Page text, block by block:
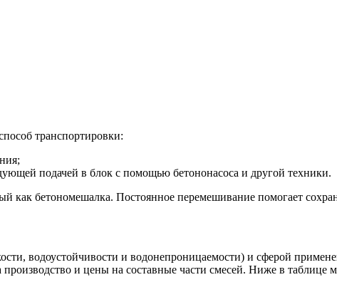
транспортировки:
подачей в блок с помощью бетононасоса и другой техники.
как бетономешалка. Постоянное перемешивание помогает
водоустойчивости и водонепроницаемости) и сферой
производство и цены на составные части смесей. Ниже в